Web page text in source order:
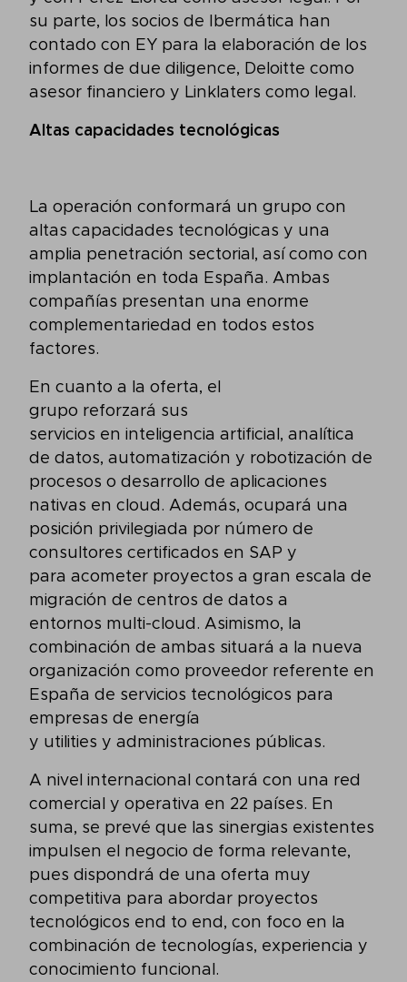
su parte, los socios de Ibermática han
contado con EY para la elaboración de los
informes de due diligence, Deloitte como
asesor financiero y Linklaters como legal.
Altas capacidades tecnológicas
La operación conformará un grupo con
altas capacidades tecnológicas y una
amplia penetración sectorial, así como con
implantación en toda España. Ambas
compañías presentan una enorme
complementariedad en todos estos
factores.
En cuanto a la oferta, el
grupo reforzará sus
servicios en inteligencia artificial, analítica
de datos, automatización y robotización de
procesos o desarrollo de aplicaciones
nativas en cloud. Además, ocupará una
posición privilegiada por número de
consultores certificados en SAP y
para acometer proyectos a gran escala de
migración de centros de datos a
entornos multi-cloud. Asimismo, la
combinación de ambas situará a la nueva
organización como proveedor referente en
España de servicios tecnológicos para
empresas de energía
y utilities y administraciones públicas.
A nivel internacional contará con una red
comercial y operativa en 22 países. En
suma, se prevé que las sinergias existentes
impulsen el negocio de forma relevante,
pues dispondrá de una oferta muy
competitiva para abordar proyectos
tecnológicos end to end, con foco en la
combinación de tecnologías, experiencia y
conocimiento funcional.